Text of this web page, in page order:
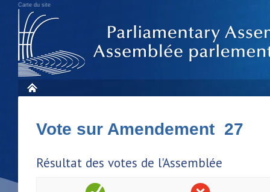
Carte du site
Vote sur Amendement 27
Résultat des votes de l'Assemblée